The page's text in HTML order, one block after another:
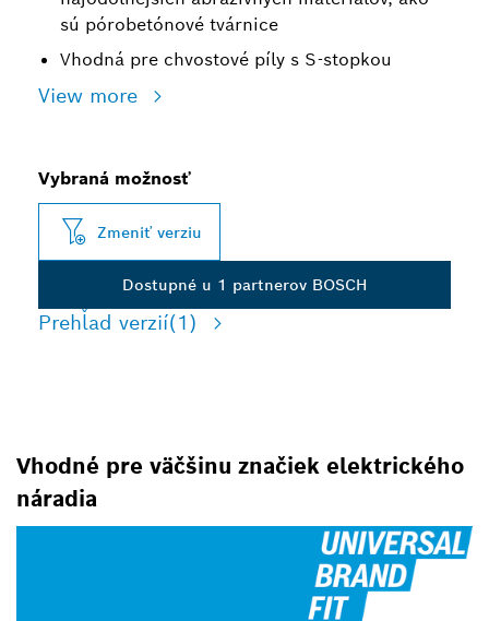
sú pórobetónové tvárnice
Vhodná pre chvostové píly s S-stopkou
View more
Vybraná možnosť
Zmeniť verziu
Dostupné u 1 partnerov BOSCH
Prehľad verzií(1)
Vhodné pre väčšinu značiek elektrického
náradia